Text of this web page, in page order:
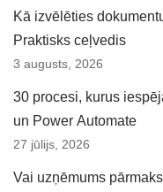
Kā izvēlēties
Praktisks ceļvedis
3 augusts, 2026
30 procesi, kurus
un Power Automate
27 jūlijs, 2026
Vai uzņēmums